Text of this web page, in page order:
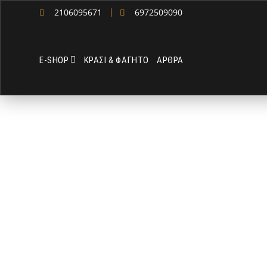
2106095671 6972509090
Ε-SHOP ΚΡΑΣΙ & ΦΑΓΗΤΟ ΑΡΘΡΑ